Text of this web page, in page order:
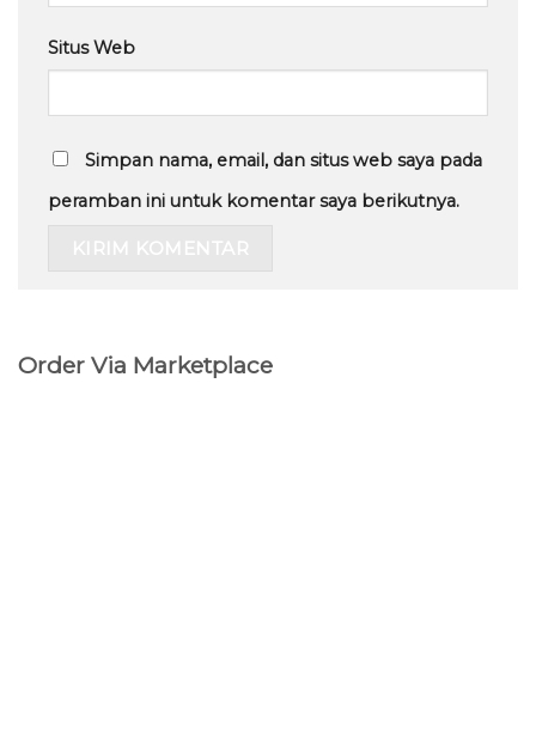
Situs Web
Simpan nama, email, dan situs web saya pada
peramban ini untuk komentar saya berikutnya.
Order Via Marketplace